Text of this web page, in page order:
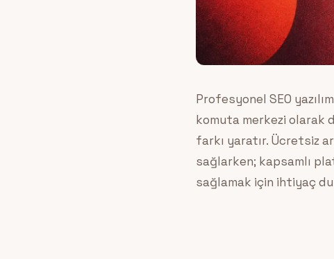
Profesyonel SEO
komuta merkezi olarak
farkı yaratır. Ücretsiz
sağlarken; kapsamlı
sağlamak için ihtiyaç